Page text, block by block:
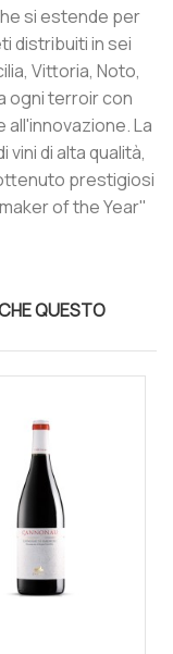
si estende per
distribuiti in sei
Vittoria, Noto,
ogni terroir con
La
di alta qualità,
prestigiosi
of the Year"
QUESTO